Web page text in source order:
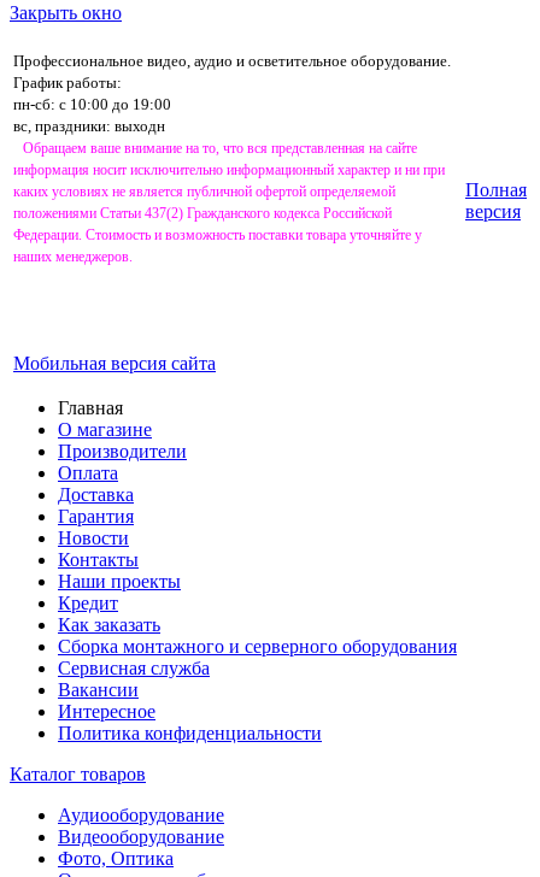
Закрыть окно
Профессиональное видео, аудио и осветительное оборудование.
График работы:
пн-сб: с 10:00 до 19:00
вс, праздники: выходн
Обращаем ваше внимание на то, что вся представленная на сайте
информация носит исключительно информационный характер и ни при
каких условиях не является публичной офертой определяемой
положениями Статьи 437(2) Гражданского кодекса Российской
Федерации. Стоимость и возможность поставки товара уточняйте у
наших менеджеров.
Мобильная версия сайта
Полная
версия
Главная
О магазине
Производители
Оплата
Доставка
Гарантия
Новости
Контакты
Наши проекты
Кредит
Как заказать
Сборка монтажного и серверного оборудования
Сервисная служба
Вакансии
Интересное
Политика конфиденциальности
Каталог товаров
Аудиооборудование
Видеооборудование
Фото, Оптика